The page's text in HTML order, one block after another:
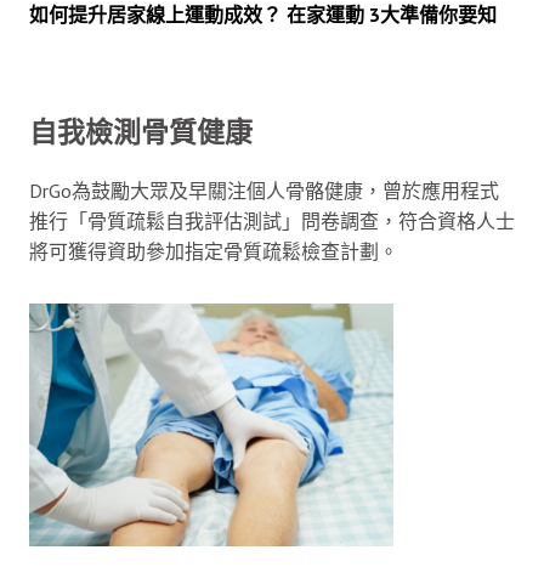
如何提升居家線上運動成效？ 在家運動 3大準備你要知
自我檢測骨質健康
DrGo為鼓勵大眾及早關注個人骨骼健康，曾於應用程式
推行「骨質疏鬆自我評估測試」問卷調查，符合資格人士
將可獲得資助參加指定骨質疏鬆檢查計劃。